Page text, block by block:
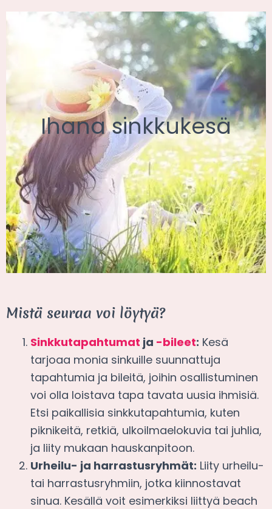
Ihana sinkkukesä
Mistä seuraa voi löytyä?
Sinkkutapahtumat ja -bileet: Kesä
tarjoaa monia sinkuille suunnattuja
tapahtumia ja bileitä, joihin osallistuminen
voi olla loistava tapa tavata uusia ihmisiä.
Etsi paikallisia sinkkutapahtumia, kuten
piknikeitä, retkiä, ulkoilmaelokuvia tai juhlia,
ja liity mukaan hauskanpitoon.
Urheilu- ja harrastusryhmät: Liity urheilu-
tai harrastusryhmiin, jotka kiinnostavat
sinua. Kesällä voit esimerkiksi liittyä beach